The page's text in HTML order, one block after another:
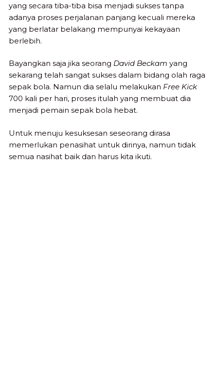
yang secara tiba-tiba bisa menjadi sukses tanpa
adanya proses perjalanan panjang kecuali mereka
yang berlatar belakang mempunyai kekayaan
berlebih.
Bayangkan saja jika seorang David Beckam yang
sekarang telah sangat sukses dalam bidang olah raga
sepak bola. Namun dia selalu melakukan Free Kick
700 kali per hari, proses itulah yang membuat dia
menjadi pemain sepak bola hebat.
Untuk menuju kesuksesan seseorang dirasa
memerlukan penasihat untuk dirinya, namun tidak
semua nasihat baik dan harus kita ikuti.